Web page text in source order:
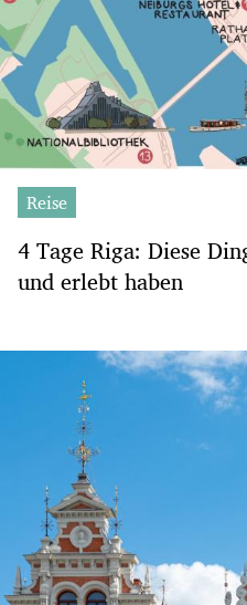
Reise
4 Tage Riga: Diese
und erlebt haben